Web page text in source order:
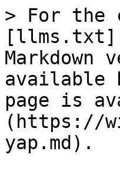
> For the
Markdown
available
page is
(https://
yap.md).